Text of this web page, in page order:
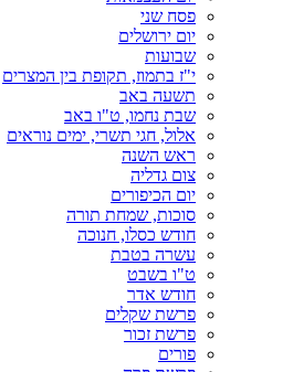
פסח שני
יום ירושלים
שבועות
י"ז בתמוז, תקופת בין המצרים
תשעה באב
שבת נחמו, ט"ו באב
אלול, חגי תשרי, ימים נוראים
ראש השנה
צום גדליה
יום הכיפורים
סוכות, שמחת תורה
חודש כסלו, חנוכה
עשרה בטבת
ט"ו בשבט
חודש אדר
פרשת שקלים
פרשת זכור
פורים